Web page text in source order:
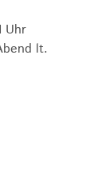
Uhr
lt.